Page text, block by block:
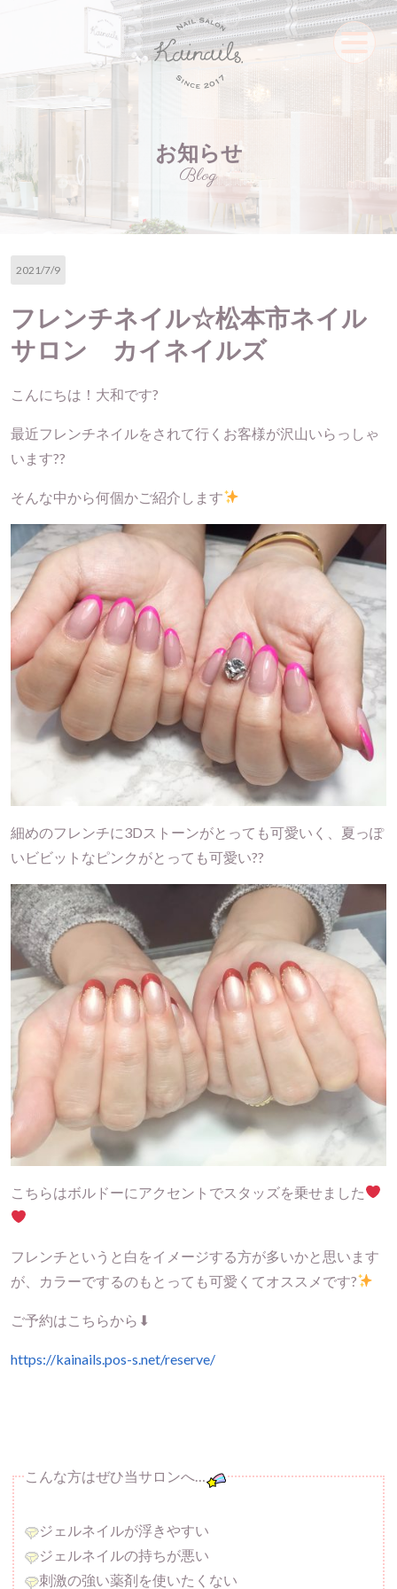
お知らせ
Blog
2021/7/9
フレンチネイル☆松本市ネイル
サロン カイネイルズ
こんにちは！大和です?
最近フレンチネイルをされて行くお客様が沢山いらっしゃ
います??
そんな中から何個かご紹介します
細めのフレンチに3Dストーンがとっても可愛いく、夏っぽ
いビビットなピンクがとっても可愛い??
こちらはボルドーにアクセントでスタッズを乗せました
フレンチというと白をイメージする方が多いかと思います
が、カラーでするのもとっても可愛くてオススメです?
ご予約はこちらから⬇︎
https://kainails.pos-s.net/reserve/
こんな方はぜひ当サロンへ…
ジェルネイルが浮きやすい
ジェルネイルの持ちが悪い
刺激の強い薬剤を使いたくない